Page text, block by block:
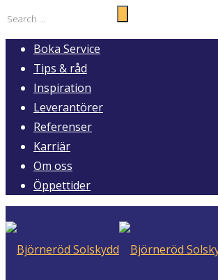
Boka Service
Tips & råd
Inspiration
Leverantörer
Referenser
Karriär
Om oss
Öppettider